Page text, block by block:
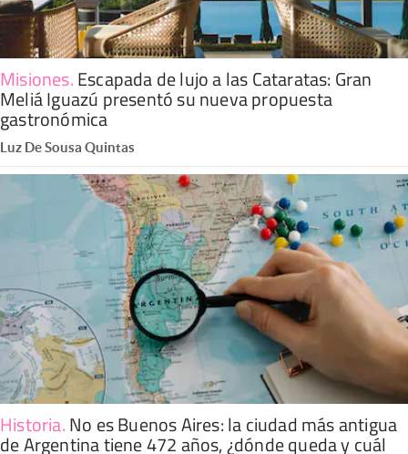
Misiones.Escapada de lujo a las Cataratas: Gran
Meliá Iguazú presentó su nueva propuesta
gastronómica
Luz De Sousa Quintas
Historia.No es Buenos Aires: la ciudad más antigua
de Argentina tiene 472 años, ¿dónde queda y cuál